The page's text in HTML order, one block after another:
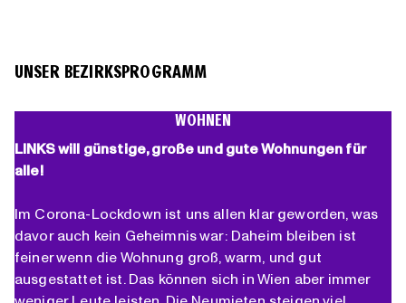
UNSER BEZIRKSPROGRAMM
WOHNEN
LINKS will günstige, große und gute Wohnungen für
alle!
Im Corona-Lockdown ist uns allen klar geworden, was
davor auch kein Geheimnis war: Daheim bleiben ist
feiner wenn die Wohnung groß, warm, und gut
ausgestattet ist. Das können sich in Wien aber immer